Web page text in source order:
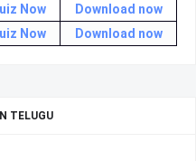
Now
Download now
Now Download now
TELUGU